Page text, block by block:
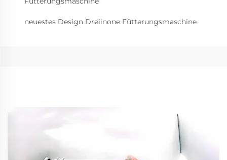
neuestes Design Dreiinone Fütterungsmaschine